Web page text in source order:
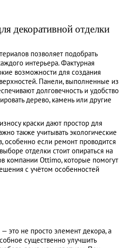
декоративной отделки
позволяет подобрать
интерьера. Фактурная
возможности для создания
Панели, выполненные из
долговечность и удобство
дерево, камень или другие
краски дают простор для
также учитывать экологические
особенно если ремонт проводится
отделки стоит опираться на
компании Ottimo, которые помогут
с учётом особенностей
это не просто элемент декора, а
существенно улучшить